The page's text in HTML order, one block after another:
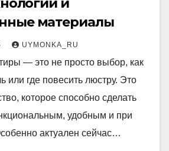
и
материалы
UYMONKA_RU
— это не просто выбор, как
или где повесить люстру. Это
которое способно сделать
удобным и при
актуален сейчас…